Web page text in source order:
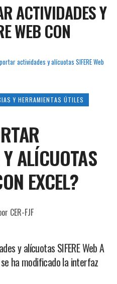
ACTIVIDADES Y
WEB CON
actividades y alícuotas SIFERE Web
Y HERRAMIENTAS ÚTILES
ALÍCUOTAS
EXCEL?
CER-FJF
y alícuotas SIFERE Web A
ha modificado la interfaz